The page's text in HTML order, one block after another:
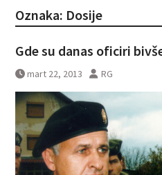
Oznaka: Dosije
Gde su danas oficiri
mart 22, 2013 RG